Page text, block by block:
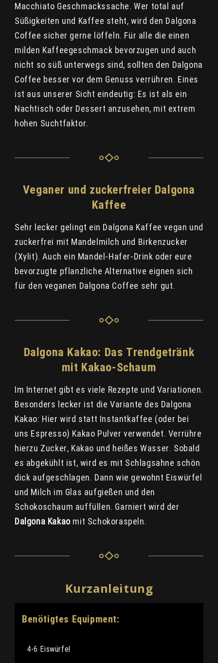
Macchiato Geschmackssache. Wer total auf
Süßigkeiten und Kaffee steht, wird den Dalgona
Coffee sicher gerne löffeln. Für alle die einen
milden Kaffeegeschmack bevorzugen und auch
nicht so süß unterwegs sind, sollten den Dalgona
Coffee besser vor dem Genuss verrühren. Eines
ist aus unserer Sicht eindeutig: Es ist als ein
Nachtisch oder Dessert anzusehen, mit extrem
hohen Suchtfaktor.
Veganer und zuckerfreier Dalgona
Kaffee
Sehr lecker gelingt ein Dalgona Kaffee vegan und
zuckerfrei mit Mandelmilch und Birkenzucker
(Xylit). Auch ein Mandel-Hafer-Drink oder eure
bevorzugte pflanzliche Alternative eignen sich
für den veganen Dalgona Coffee sehr gut.
Dalgona Kakao: Das Trendgetränk
mit Kakao-Schaum
Im Internet gibt es viele Rezepte und Variationen.
Besonders lecker ist die Variante des Dalgona
Kakao: Hier wird statt Instantkaffee (oder bei
uns Espresso) Kakao Pulver verwendet. Verrühre
hierzu Zucker, Kakao und heißes Wasser. Sobald
es abgekühlt ist, wird es mit Schlagsahne schön
dick aufgeschlagen. Dann wie gewohnt Eiswürfel
und Milch im Glas aufgießen und den
Schokoschaum auffüllen. Garniert wird der
Dalgona Kakaomit Schokoraspeln.
Kurzanleitung
Benötigtes Equipment:
4-6 Eiswürfel